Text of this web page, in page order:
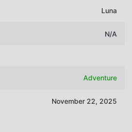
Luna
N/A
Adventure
November 22, 2025